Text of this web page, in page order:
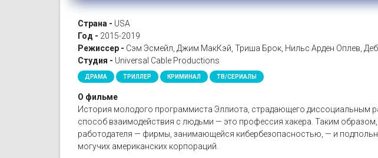
Страна - USA
Год - 2015-2019
Режиссер - Сэм Эсмейл, Джим МакКэй, Триша Брок, Нильс Арден Оплев,
Студия - Universal Cable Productions
ДРАМА ТРИЛЛЕР КРИМИНАЛ ТВ/СЕРИАЛЫ
О фильме
История молодого программиста Эллиота, страдающего диссоциальным
способ взаимодействия с людьми — это профессия хакера. Таким
работодателя — фирмы, занимающейся кибербезопасностью, — и
могучих американских корпораций.